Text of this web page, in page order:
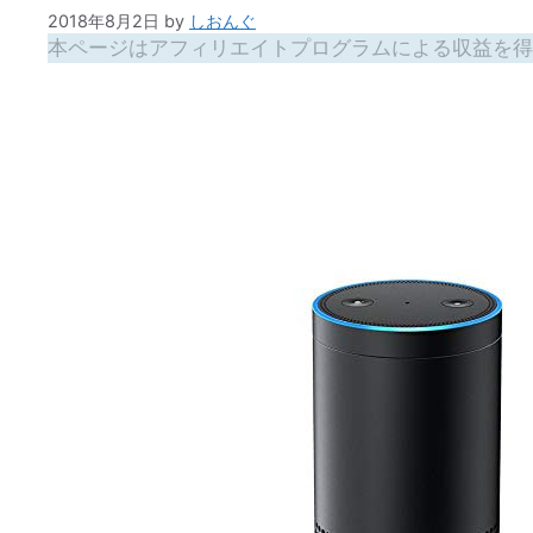
2018年8月2日 by しおんぐ
本ページはアフィリエイトプログラムによる収益を得